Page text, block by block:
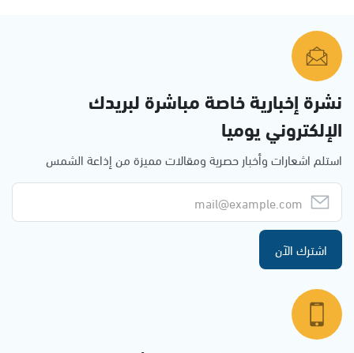
نشرة إخبارية خاصة مباشرة لبريدك
الإلكتروني يوميا
استلم اشعارات وأخبار حصرية ومقالات مميزة من إذاعة الشمس
اشترك الآن